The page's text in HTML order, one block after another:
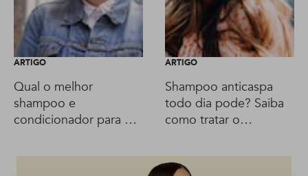
ARTIGO
Qual o melhor
shampoo e
condicionador para o
ARTIGO
Shampoo anticaspa
todo dia pode? Saiba
como tratar o